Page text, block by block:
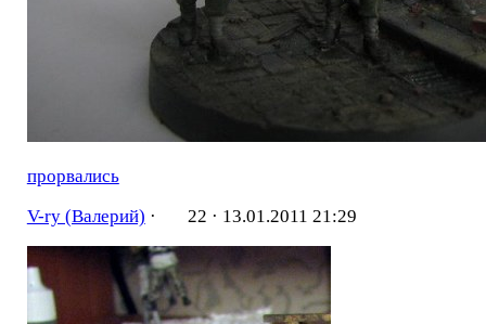
прорвались
V-ry (Валерий) · 22 · 13.01.2011 21:29